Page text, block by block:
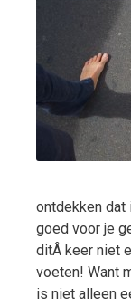
ontdekken dat
goed voor je
ditÂ keer niet
voeten! Want
is niet alleen